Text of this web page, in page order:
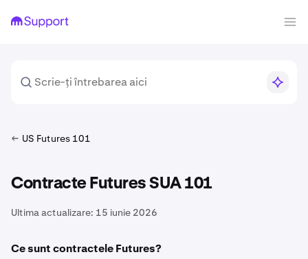
US Futures 101
Contracte Futures SUA 101
Ultima actualizare: 15 iunie 2026
Ce sunt contractele Futures?